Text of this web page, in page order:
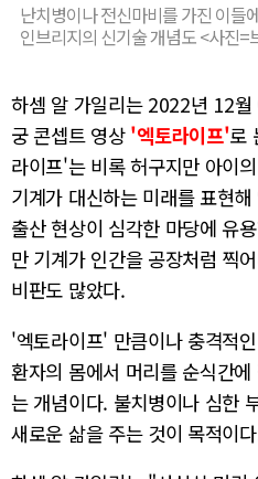
난치병이나 전신마비를 가진 이들
인브리지의 신기술 개념도 <사진
하셈 알 가일리는 2022년 12
궁 콘셉트 영상 '엑토라이프'로
라이프'는 비록 허구지만 아이
기계가 대신하는 미래를 표현
출산 현상이 심각한 마당에 유
만 기계가 인간을 공장처럼 찍
비판도 많았다.
'엑토라이프' 만큼이나 충격적
환자의 몸에서 머리를 순식간
는 개념이다. 불치병이나 심한
새로운 삶을 주는 것이 목적이